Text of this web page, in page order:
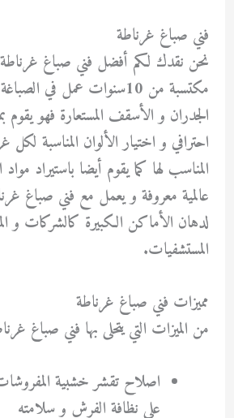
فني صباغ غرناطة
نحن نقدك لكم أفضل فني صباغ
مكتسبة من 10سنوات عمل في
الجدران و الأسقف المستعارة فهو يقوم
احترافي و اختيار الألوان المناسبة
المناسب لها كما يقوم أيضا باستيراد
عالمية معروفة و يعمل مع فني صباغ
لدهان الأماكن الكبيرة كالشركات و
المستشفيات.
مميزات فني صباغ غرناطة
من الميزات التي يتحلى بها فني صباغ
اصلاح تقشر خشبية
على نظافة الفرش و سلامته